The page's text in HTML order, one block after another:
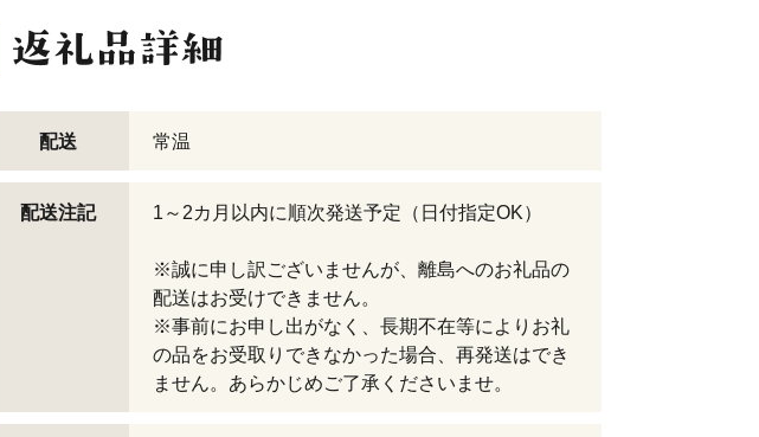
配送 常温
配送注記 1～2カ月以内に順次発送予定（日付指定OK）
※誠に申し訳ございませんが、離島へのお礼品の
配送はお受けできません。
※事前にお申し出がなく、長期不在等によりお礼
の品をお受取りできなかった場合、再発送はでき
ません。あらかじめご了承くださいませ。